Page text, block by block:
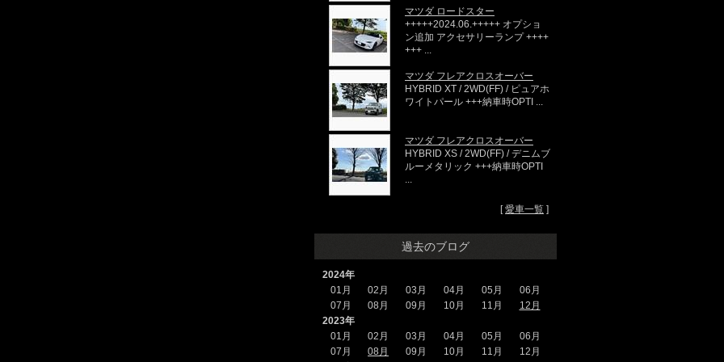
マツダ ロードスター
+++++2024.06.+++++ オプショ
ン追加 アクセサリーランプ ++++
+++ ...
マツダ フレアクロスオーバー
HYBRID XT / 2WD(FF) / ピュアホ
ワイトパール +++納車時OPTI ...
マツダ フレアクロスオーバー
HYBRID XS / 2WD(FF) / デニムブ
ルーメタリック +++納車時OPTI
...
[愛車一覧 ]
過去のブログ
2024年
01月
02月 03月 04月 05月
06月
07月
08月 09月 10月 11月
12月
2023年
01月
02月 03月 04月 05月
06月
07月
08月 09月 10月 11月
12月